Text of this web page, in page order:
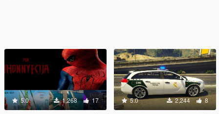
5.0 1,268 17 5.0 2,244 8